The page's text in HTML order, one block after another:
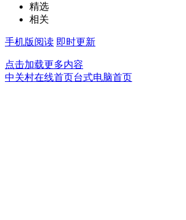
精选
相关
手机版阅读 即时更新
点击加载更多内容
中关村在线首页台式电脑首页